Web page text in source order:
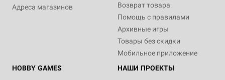
Адреса магазинов
Возврат товара
Помощь с правилами
Архивные игры
Товары без скидки
Мобильное приложение
HOBBY GAMES
НАШИ ПРОЕКТЫ